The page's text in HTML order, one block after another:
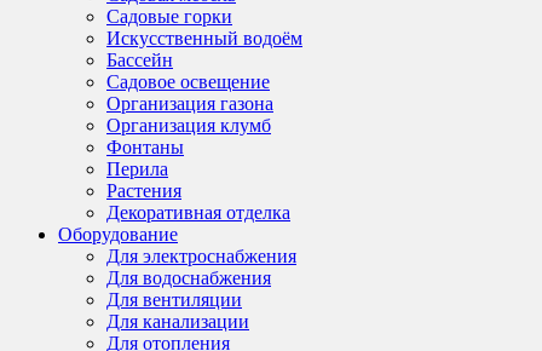
Садовые горки
Искусственный водоём
Бассейн
Садовое освещение
Организация газона
Организация клумб
Фонтаны
Перила
Растения
Декоративная отделка
Оборудование
Для электроснабжения
Для водоснабжения
Для вентиляции
Для канализации
Для отопления